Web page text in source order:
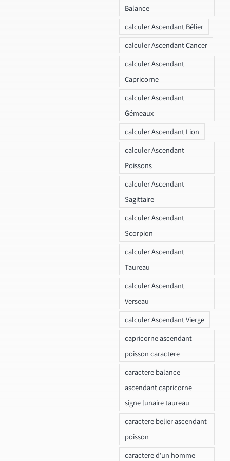
Balance
calculer Ascendant Bélier
calculer Ascendant Cancer
calculer Ascendant
Capricorne
calculer Ascendant
Gémeaux
calculer Ascendant Lion
calculer Ascendant
Poissons
calculer Ascendant
Sagittaire
calculer Ascendant
Scorpion
calculer Ascendant
Taureau
calculer Ascendant
Verseau
calculer Ascendant Vierge
capricorne ascendant
poisson caractere
caractere balance
ascendant capricorne
signe lunaire taureau
caractere belier ascendant
poisson
caractere d'un homme